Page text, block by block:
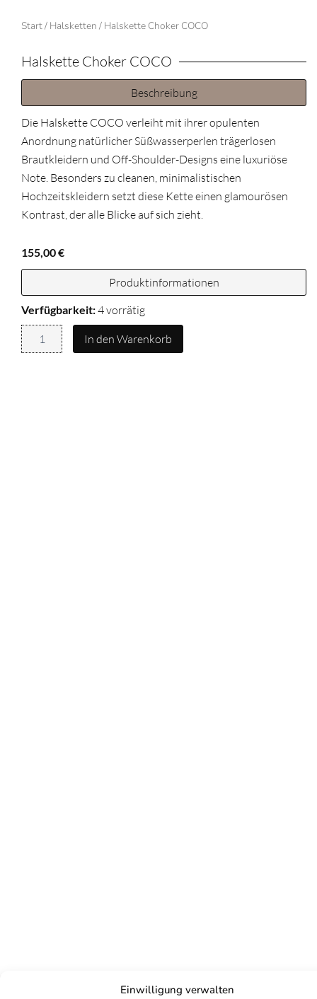
Einwilligung verwalten
Start/ Halsketten / Halskette Choker COCO
Halskette Choker COCO
Beschreibung
Produktinformationen
Die Halskette COCO verleiht mit ihrer opulenten
Anordnung natürlicher Süßwasserperlen trägerlosen
Brautkleidern und Off-Shoulder-Designs eine luxuriöse
Note. Besonders zu cleanen, minimalistischen
Hochzeitskleidern setzt diese Kette einen glamourösen
Kontrast, der alle Blicke auf sich zieht.
155,00€
Verfügbarkeit:4 vorrätig
Halskette
Choker
COCO
Menge
In den Warenkorb